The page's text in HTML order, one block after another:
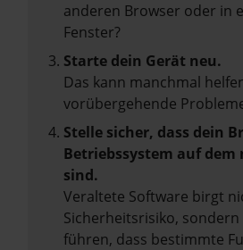
anderen Browser oder in
Fenster?
Starte dein Gerät neu.
Das kann manchmal
vorübergehende
Stelle sicher, dass dein
Betriebssystem auf dem
sind.
Veraltete Software birgt
Sicherheitsrisiko, sondern
führen, dass bestimmte